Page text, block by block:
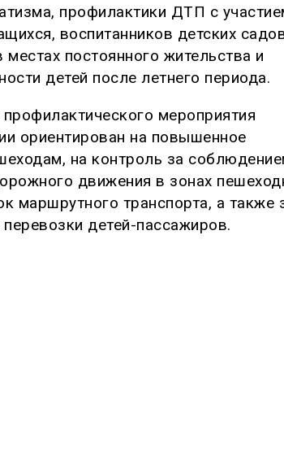
профилактики ДТП с
воспитанников детских
постоянного жительства и
детей после летнего периода.
мероприятия
ориентирован на повышенное
на контроль за
движения в зонах
маршрутного транспорта, а также
детей-пассажиров.